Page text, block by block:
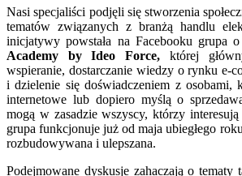
Nasi specjaliści podjęli się stworzenia
tematów związanych z branżą handlu
inicjatywy powstała na Facebooku grupa
Academy by Ideo Force, której
wspieranie, dostarczanie wiedzy o rynku e-
i dzielenie się doświadczeniem z osobami,
internetowe lub dopiero myślą o
mogą w zasadzie wszyscy, którzy
grupa funkcjonuje już od maja ubiegłego
rozbudowywana i ulepszana.
Podejmowane dyskusje zahaczają o tematy